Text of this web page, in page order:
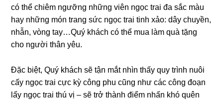
có thể chiêm ngưỡng những viên ngọc trai đa sắc màu
hay những món trang sức ngọc trai tinh xảo: dây chuyền,
nhẫn, vòng tay…Quý khách có thể mua làm quà tặng
cho người thân yêu.
Đặc biệt, Quý khách sẽ tận mắt nhìn thấy quy trình nuôi
cấy ngọc trai cực kỳ công phu cũng như các công đoạn
lấy ngọc trai thú vị – sẽ trở thành điểm nhấn khó quên